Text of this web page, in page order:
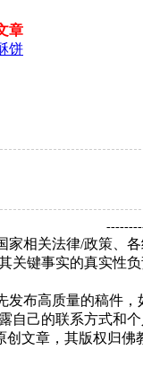
章
饼
家相关法律/政策、各
关键事实的真实性
发布高质量的稿件
己的联系方式和
文章，其版权归